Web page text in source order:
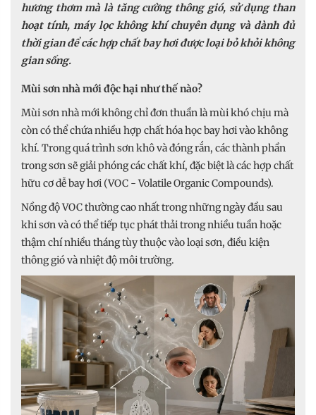
hương thơm mà là tăng cường thông gió, sử dụng than
hoạt tính, máy lọc không khí chuyên dụng và dành đủ
thời gian để các hợp chất bay hơi được loại bỏ khỏi không
gian sống.
Mùi sơn nhà mới độc hại như thế nào?
Mùi sơn nhà mới không chỉ đơn thuần là mùi khó chịu mà
còn có thể chứa nhiều hợp chất hóa học bay hơi vào không
khí. Trong quá trình sơn khô và đóng rắn, các thành phần
trong sơn sẽ giải phóng các chất khí, đặc biệt là các hợp chất
hữu cơ dễ bay hơi (VOC - Volatile Organic Compounds).
Nồng độ VOC thường cao nhất trong những ngày đầu sau
khi sơn và có thể tiếp tục phát thải trong nhiều tuần hoặc
thậm chí nhiều tháng tùy thuộc vào loại sơn, điều kiện
thông gió và nhiệt độ môi trường.